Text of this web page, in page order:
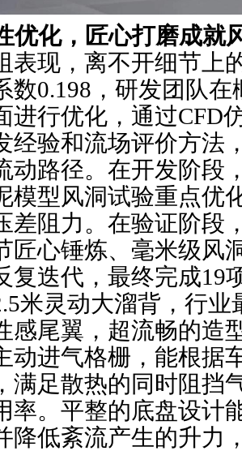
优化，匠心打磨成就
表现，离不开细节上
数0.198，研发团队
进行优化，通过CFD
经验和流场评价方法
动路径。在开发阶段
模型风洞试验重点优
差阻力。在验证阶段
匠心锤炼、毫米级风
复迭代，最终完成19
米灵动大溜背，行
感尾翼，超流畅的造
动进气格栅，能根据
满足散热的同时阻挡
率。平整的底盘设计
降低紊流产生的升力